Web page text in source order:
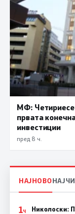
МФ:
првата
инвестиции
пред 8 ч.
НАЈНОВО
1Ч
Николоски: